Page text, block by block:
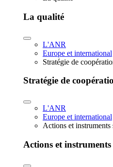
La qualité
L'ANR
Europe et international
Stratégie de
Stratégie de
L'ANR
Europe et international
Actions et instruments
Actions et instruments